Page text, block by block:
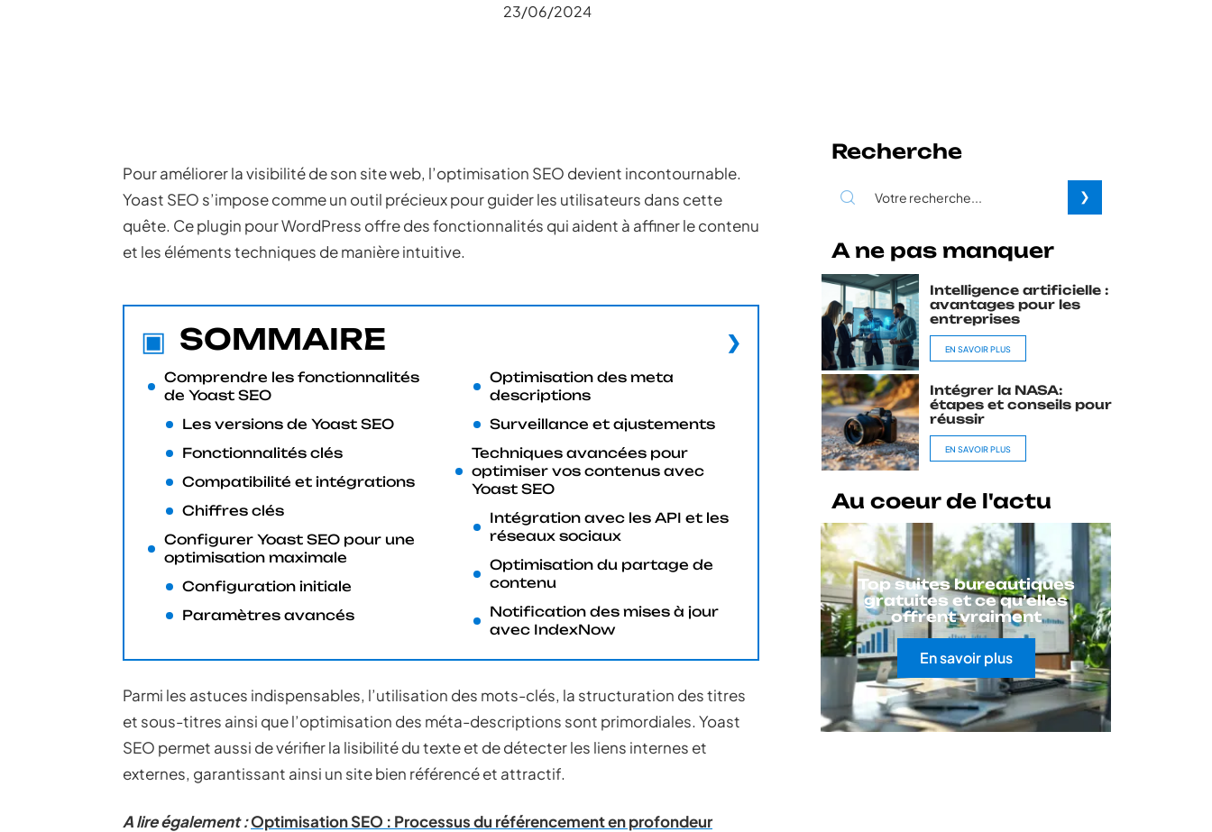
23/06/2024
Pour améliorer la visibilité de son site web, l’optimisation SEO devient incontournable.
Yoast SEO s’impose comme un outil précieux pour guider les utilisateurs dans cette
quête. Ce plugin pour WordPress offre des fonctionnalités qui aident à affiner le contenu
et les éléments techniques de manière intuitive.
SOMMAIRE
Comprendre les fonctionnalités
de Yoast SEO
Les versions de Yoast SEO
Fonctionnalités clés
Compatibilité et intégrations
Chiffres clés
Configurer Yoast SEO pour une
optimisation maximale
Configuration initiale
Paramètres avancés
Optimisation des meta
descriptions
Surveillance et ajustements
Techniques avancées pour
optimiser vos contenus avec
Yoast SEO
Intégration avec les API et les
réseaux sociaux
Optimisation du partage de
contenu
Notification des mises à jour
avec IndexNow
Parmi les astuces indispensables, l’utilisation des mots-clés, la structuration des titres
et sous-titres ainsi que l’optimisation des méta-descriptions sont primordiales. Yoast
SEO permet aussi de vérifier la lisibilité du texte et de détecter les liens internes et
externes, garantissant ainsi un site bien référencé et attractif.
A lire également :Optimisation SEO : Processus du référencement en profondeur
Recherche
A ne pas manquer
Intelligence artificielle :
avantages pour les
entreprises
EN SAVOIR PLUS
Intégrer la NASA:
étapes et conseils pour
réussir
EN SAVOIR PLUS
Au coeur de l'actu
Top suites bureautiques
gratuites et ce qu’elles
offrent vraiment
En savoir plus